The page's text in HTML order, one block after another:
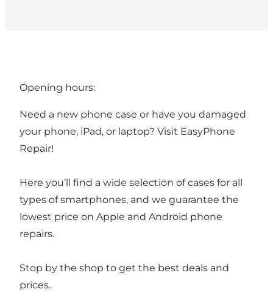
Opening hours:
Need a new phone case or have you damaged
your phone, iPad, or laptop? Visit EasyPhone
Repair!
Here you’ll find a wide selection of cases for all
types of smartphones, and we guarantee the
lowest price on Apple and Android phone
repairs.
Stop by the shop to get the best deals and
prices.